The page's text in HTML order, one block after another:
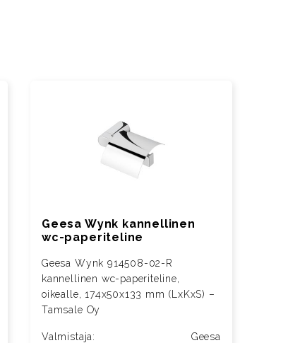
Geesa Wynk kannellinen
wc-paperiteline
Geesa Wynk 914508-02-R
kannellinen wc-paperiteline,
oikealle, 174x50x133 mm (LxKxS) –
Tamsale Oy
Valmistaja:
Geesa